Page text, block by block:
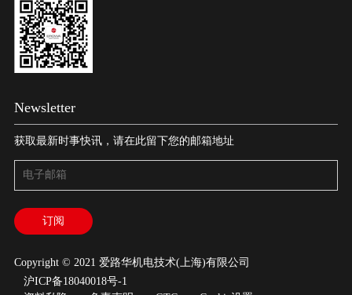
Newsletter
获取最新时事快讯，请在此留下您的邮箱地址
Copyright © 2021 爱路华机电技术(上海)有限公司
沪ICP备18040018号-1